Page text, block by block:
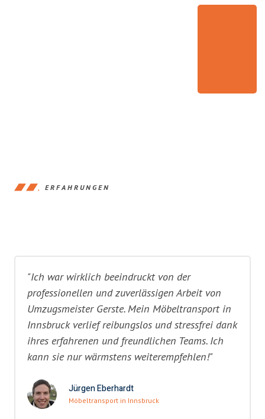
ERFAHRUNGEN
"Ich war wirklich beeindruckt von der
professionellen und zuverlässigen Arbeit von
Umzugsmeister Gerste. Mein Möbeltransport in
Innsbruck verlief reibungslos und stressfrei dank
ihres erfahrenen und freundlichen Teams. Ich
kann sie nur wärmstens weiterempfehlen!"
Jürgen Eberhardt
Möbeltransport in Innsbruck